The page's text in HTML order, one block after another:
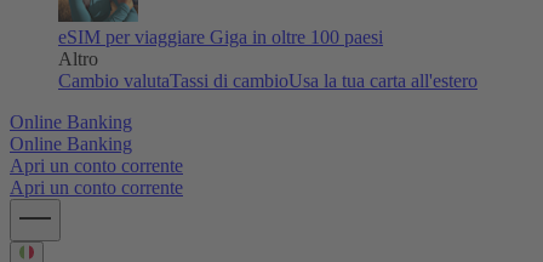
eSIM per viaggiare Giga in oltre 100 paesi
Altro
Cambio valutaTassi di cambioUsa la tua carta all'estero
Online Banking
Online Banking
Apri un conto corrente
Apri un conto corrente